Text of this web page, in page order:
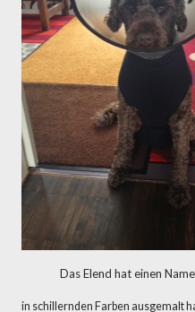
Das Elend hat einen
in schillernden Farben ausgemalt